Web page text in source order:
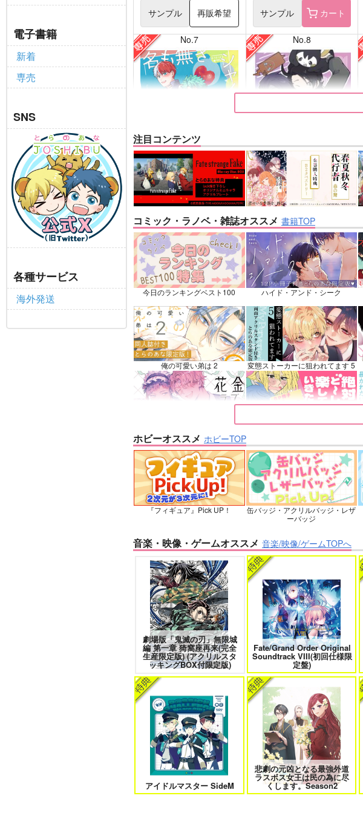
電子書籍
新着
専売
SNS
各種サービス
海外発送
サンプル 再販希望 サンプル カート
No.7
名も無きシャイニーアワー
ウエマリ
専売 446円（税込）
僕のヒーローアカデミア
轟焦凍×緑谷出久
サンプル カート
No.8
Beginning！
魚イチ場
専売 770 円（税込）
その他 キョウヤ×カラスバ
サンプル カート
注目コンテンツ
コミック・ラノベ・雑誌オススメ 書籍TOP
今日のランキングベスト100 ハイド・アンド・シーク
俺の可愛い弟は 2 変態ストーカーに狙われてます 5
夜明けの唄 7 ふたりのけもの 2
きみは最愛のステラ 上下巻 ミルクなきみとビターな彼 2
なんかもうあーあって感じ。2 特
装版
僕の愛しいよなさん
クールぶり男子と激重男子 1 恋のふりして君を呼ぶ
そんなに言うなら抱いてやる ファミレス行こ。 下
ホビーオススメ ホビーTOP
『フィギュア』Pick UP！
缶バッジ・アクリルバッジ・レザ
ーバッジ
音楽・映像・ゲームオススメ 音楽/映像/ゲームTOPへ
劇場版「鬼滅の刃」無限城
編 第一章 猗窩座再来(完全
生産限定版) (アクリルスタ
ッキングBOX付限定版)
Fate/Grand Order Original
Soundtrack VIII(初回仕様限
定盤)
アイドルマスター SideM
悲劇の元凶となる最強外道
ラスボス女王は民の為に尽
くします。Season2